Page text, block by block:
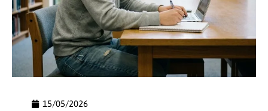
15/05/2026